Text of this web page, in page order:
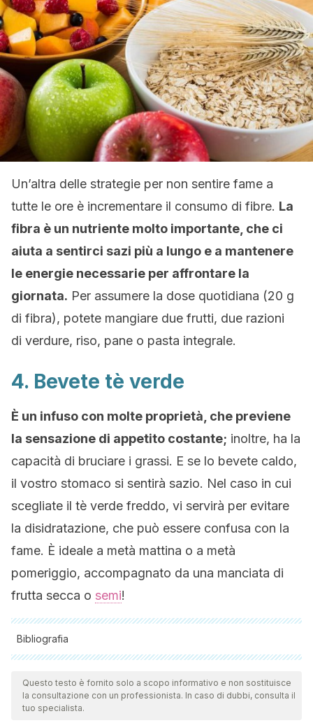
Un’altra delle strategie per non sentire fame a
tutte le ore è incrementare il consumo di fibre. La
fibra è un nutriente molto importante, che ci
aiuta a sentirci sazi più a lungo e a mantenere
le energie necessarie per affrontare la
giornata. Per assumere la dose quotidiana (20 g
di fibra), potete mangiare due frutti, due razioni
di verdure, riso, pane o pasta integrale.
4. Bevete tè verde
È un infuso con molte proprietà, che previene
la sensazione di appetito costante; inoltre, ha la
capacità di bruciare i grassi. E se lo bevete caldo,
il vostro stomaco si sentirà sazio. Nel caso in cui
scegliate il tè verde freddo, vi servirà per evitare
la disidratazione, che può essere confusa con la
fame. È ideale a metà mattina o a metà
pomeriggio, accompagnato da una manciata di
frutta secca o semi!
Bibliografia
Tutte le fonti citate sono state esaminate a fondo dal nostro
team per garantirne la qualità, l'affidabilità, l'attualità e la
validità. La bibliografia di questo articolo è stata considerata
Questo testo è fornito solo a scopo informativo e non sostituisce
la consultazione con un professionista. In caso di dubbi, consulta il
tuo specialista.